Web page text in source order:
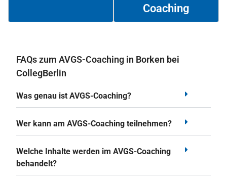
Coaching
FAQs zum AVGS-Coaching in Borken bei
CollegBerlin
Was genau ist AVGS-Coaching?
Wer kann am AVGS-Coaching teilnehmen?
Welche Inhalte werden im AVGS-Coaching
behandelt?